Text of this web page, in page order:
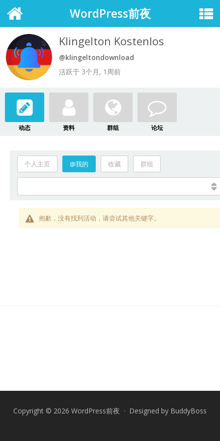
WordPress前夜
Klingelton Kostenlos
@klingeltondownload
活跃于 3个月, 1周前
动态 资料 群组 论坛
个人主页 @我的 收藏 群组
抱歉，没有找到活动，请尝试其他关键字。
Copyright © 2026 WordPress前夜 · Designed by BuddyBoss